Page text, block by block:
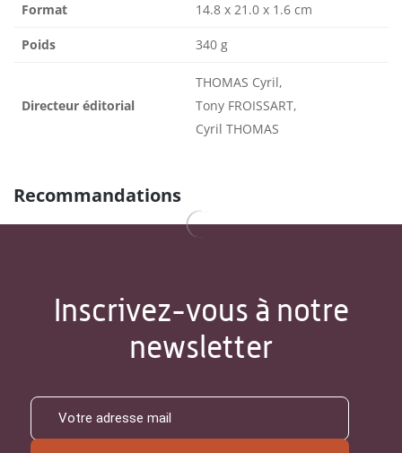
Format 14.8 x 21.0 x 1.6 cm
Poids 340 g
Directeur éditorial
THOMAS Cyril,
Tony FROISSART,
Cyril THOMAS
Recommandations
Inscrivez-vous à notre
newsletter